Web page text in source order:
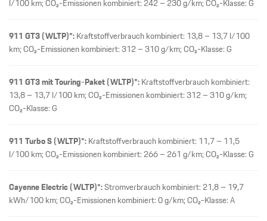
l/100 km; CO₂-Emissionen kombiniert: 242 – 230 g/km; CO₂-Klasse: G
911 GT3 (WLTP)*:Kraftstoffverbrauch kombiniert: 13,8 – 13,7 l/100
km; CO₂-Emissionen kombiniert: 312 – 310 g/km; CO₂-Klasse: G
911 GT3 mit Touring-Paket (WLTP)*:Kraftstoffverbrauch kombiniert:
13,8 – 13,7 l/100 km; CO₂-Emissionen kombiniert: 312 – 310 g/km;
CO₂-Klasse: G
911 Turbo S (WLTP)*:Kraftstoffverbrauch kombiniert: 11,7 – 11,5
l/100 km; CO₂-Emissionen kombiniert: 266 – 261 g/km; CO₂-Klasse: G
Cayenne Electric (WLTP)*:Stromverbrauch kombiniert: 21,8 – 19,7
kWh/100 km; CO₂-Emissionen kombiniert: 0 g/km; CO₂-Klasse: A